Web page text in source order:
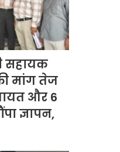
सहायक
मांग तेज
और 6
ज्ञापन,